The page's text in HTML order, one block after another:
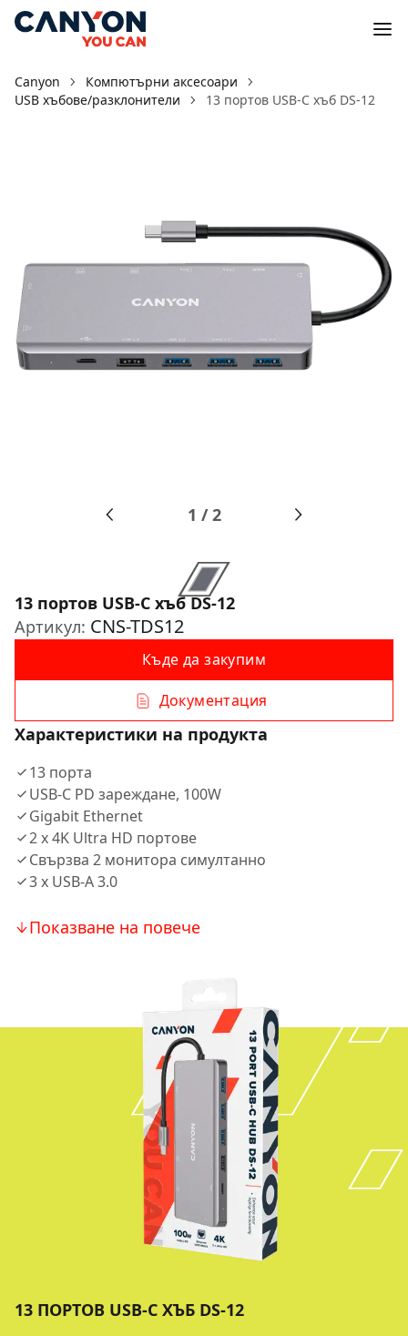
Canyon
Компютърни аксесоари
USB хъбове/разклонители
13 портов USB-C хъб DS-12
1 /2
13 портов USB-C хъб DS-12
Артикул: CNS-TDS12
Къде да закупим
Документация
Характеристики на продукта
13 порта
USB-C PD зареждане, 100W
Gigabit Ethernet
2 x 4K Ultra HD портове
Свързва 2 монитора симултанно
3 х USB-A 3.0
Показване на повече
13 ПОРТОВ USB-C ХЪБ DS-12